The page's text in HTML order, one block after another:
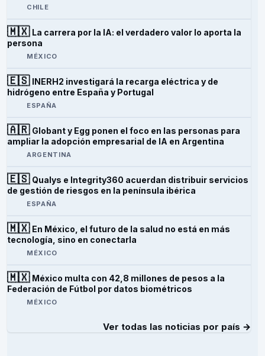
CHILE
🇲🇽 La carrera por la IA: el verdadero valor lo aporta la
persona
MÉXICO
🇪🇸 INERH2 investigará la recarga eléctrica y de
hidrógeno entre España y Portugal
ESPAÑA
🇦🇷 Globant y Egg ponen el foco en las personas para
ampliar la adopción empresarial de IA en Argentina
ARGENTINA
🇪🇸 Qualys e Integrity360 acuerdan distribuir servicios
de gestión de riesgos en la península ibérica
ESPAÑA
🇲🇽 En México, el futuro de la salud no está en más
tecnología, sino en conectarla
MÉXICO
🇲🇽 México multa con 42,8 millones de pesos a la
Federación de Fútbol por datos biométricos
MÉXICO
Ver todas las noticias por país →